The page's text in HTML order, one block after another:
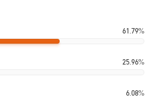
61.79%
25.96%
6.08%